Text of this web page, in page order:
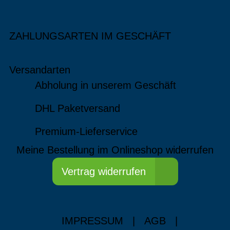
ZAHLUNGSARTEN IM GESCHÄFT
Versandarten
Abholung in unserem Geschäft
DHL Paketversand
Premium-Lieferservice
Meine Bestellung im Onlineshop widerrufen
Vertrag widerrufen
IMPRESSUM AGB